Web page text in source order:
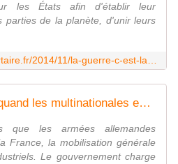
les États afin d'établir leur
parties de la planète, d'unir leurs
Loin des tranchées : quand les multinationales européennes engrangeaient déjà les profits de la guerre - Socialisme Libertaire
que les armées allemandes
France, la mobilisation générale
Le gouvernement charge